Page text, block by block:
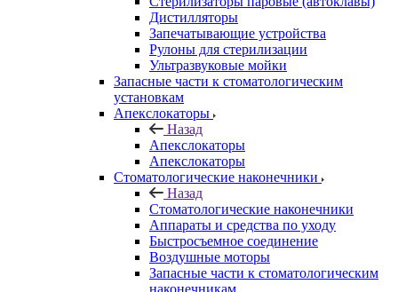
Дистилляторы
Запечатывающие устройства
Рулоны для стерилизации
Ультразвуковые мойки
Запасные части к стоматологическим
установкам
Апекслокаторы
Назад
Апекслокаторы
Апекслокаторы
Стоматологические наконечники
Назад
Стоматологические наконечники
Аппараты и средства по уходу
Быстросъемное соединение
Воздушные моторы
Запасные части к стоматологическим
наконечникам